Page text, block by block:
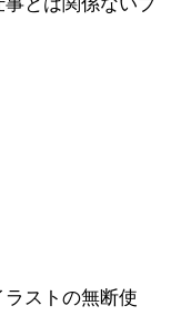
ストの無断使